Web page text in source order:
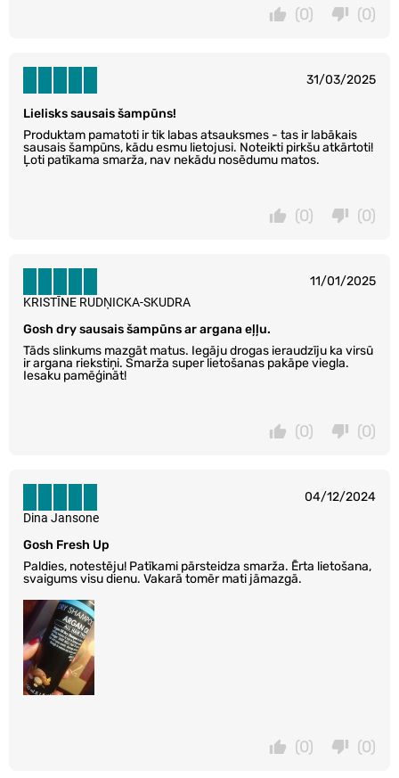
(0)
(0)
31/03/2025
Lielisks sausais šampūns!
Produktam pamatoti ir tik labas atsauksmes - tas ir labākais
sausais šampūns, kādu esmu lietojusi. Noteikti pirkšu atkārtoti!
Ļoti patīkama smarža, nav nekādu nosēdumu matos.
(0)
(0)
11/01/2025
Gosh dry sausais šampūns ar argana eļļu.
Tāds slinkums mazgāt matus. Iegāju drogas ieraudzīju ka virsū
ir argana riekstiņi. Smarža super lietošanas pakāpe viegla.
Iesaku pamēģināt!
KRISTĪNE RUDŅICKA-SKUDRA
(0)
(0)
04/12/2024
Gosh Fresh Up
Paldies, notestēju! Patīkami pārsteidza smarža. Ērta lietošana,
svaigums visu dienu. Vakarā tomēr mati jāmazgā.
Dina Jansone
(0)
(0)